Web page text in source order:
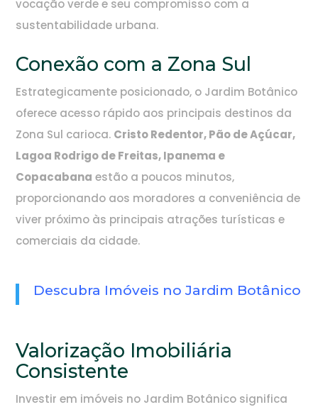
vocação verde e seu compromisso com a
sustentabilidade urbana.
Conexão com a Zona Sul
Estrategicamente posicionado, o Jardim Botânico
oferece acesso rápido aos principais destinos da
Zona Sul carioca. Cristo Redentor, Pão de Açúcar,
Lagoa Rodrigo de Freitas, Ipanema e
Copacabana estão a poucos minutos,
proporcionando aos moradores a conveniência de
viver próximo às principais atrações turísticas e
comerciais da cidade.
Descubra Imóveis no Jardim Botânico
Valorização Imobiliária
Consistente
Investir em imóveis no Jardim Botânico significa